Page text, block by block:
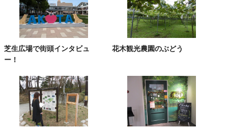
芝生広場で街頭インタビュ
ー！
花木観光農園のぶどう